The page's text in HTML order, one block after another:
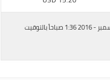
اسعار جرام الذهب اليوم بالجنيه المصرى، أخر تحديث فى الاثنين, 26 ديسمبر - 2016 1:36 صباحاً بالتوقيت